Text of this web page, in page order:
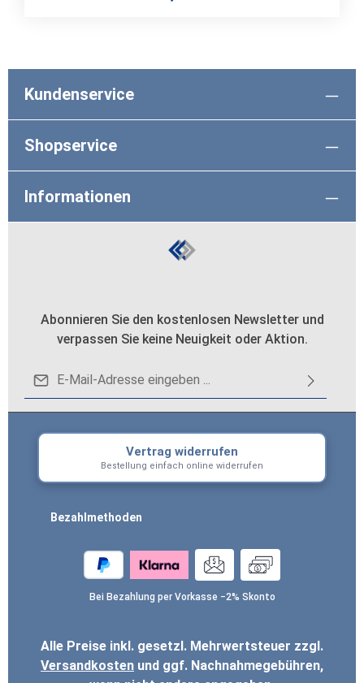
Kundenservice
Shopservice
Informationen
Abonnieren Sie den kostenlosen Newsletter und
verpassen Sie keine Neuigkeit oder Aktion.
E-Mail-Adresse*
Datenschutz
Ich habe die
Kenntnis genommen und dieAGBgelesen und
bin mit ihnen einverstanden.*
Um weiterzugehen, geben Sie die oben
abgebildeten Zeichen ein*
Vertrag widerrufen
Bestellung einfach online widerrufen
Bezahlmethoden
Bei Bezahlung per Vorkasse −2% Skonto
Alle Preise inkl. gesetzl. Mehrwertsteuer zzgl.
Versandkosten und ggf. Nachnahmegebühren,